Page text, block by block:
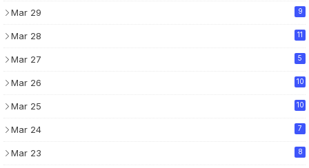
Mar 29 9
Mar 28 11
Mar 27 5
Mar 26 10
Mar 25 10
Mar 24 7
Mar 23 8